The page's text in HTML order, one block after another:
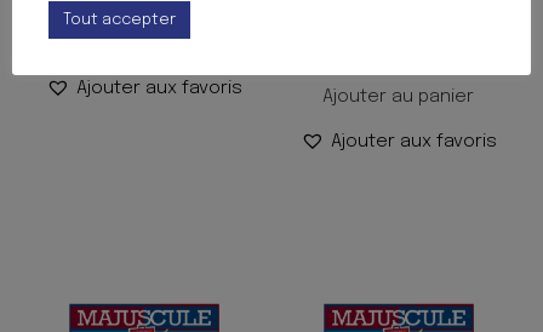
Ajouter au panier
Ajouter aux favoris Ajouter au panier
Ajouter aux favoris
Tout accepter